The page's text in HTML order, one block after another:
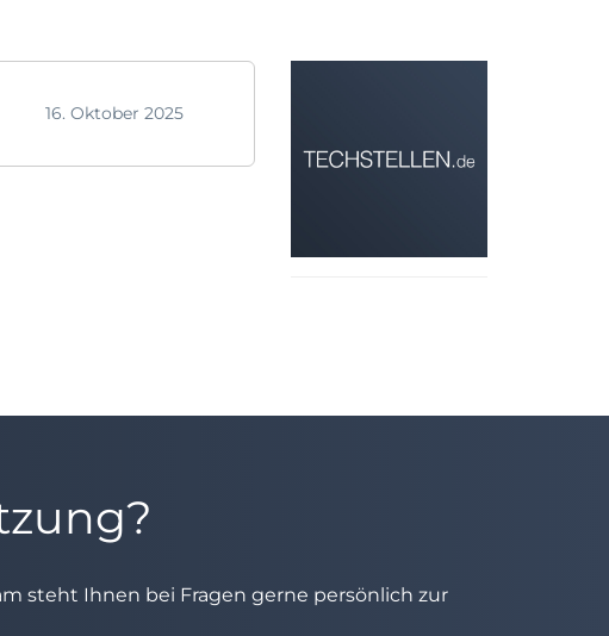
16. Oktober 2025
steht Ihnen bei Fragen gerne persönlich zur